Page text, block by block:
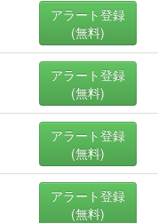
アラート登録
(無料)
アラート登録
(無料)
アラート登録
(無料)
アラート登録
(無料)